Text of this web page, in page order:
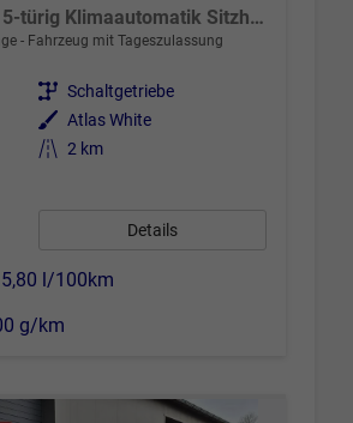
1.0 T-GDI 90PS Trend 5-türig Klimaautomatik Sitzheizung Lenkradheizung Rückf.Kamera PDC Apple CarPlay Android Auto Tempomat Touchscreen 16"LM
Fahrzeug mit Tageszulassung
Getriebe Schaltgetriebe
Außenfarbe Atlas White
Kilometerstand 2 km
Details
5,80 l/100km
g/km